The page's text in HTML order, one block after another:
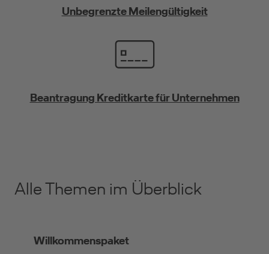
Unbegrenzte Meilengültigkeit
Beantragung Kreditkarte für Unternehmen
Alle Themen im Überblick
Willkommenspaket